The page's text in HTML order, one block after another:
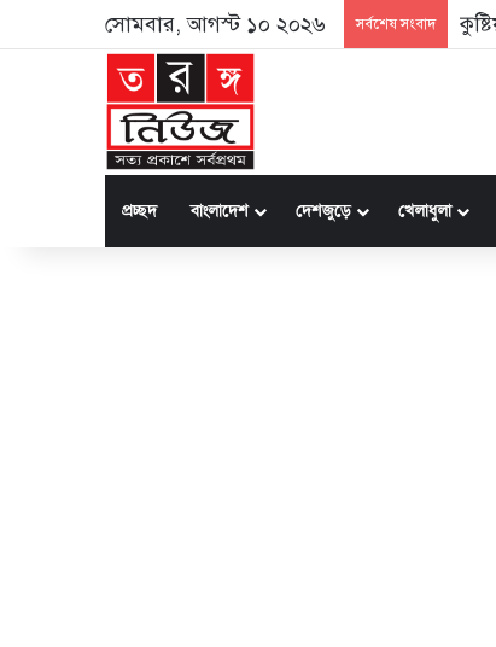
সোমবার, আগস্ট ১০ ২০২৬ সর্বশেষ সংবাদ
প্রচ্ছদ বাংলাদেশ দেশজুড়ে খেলাধুলা